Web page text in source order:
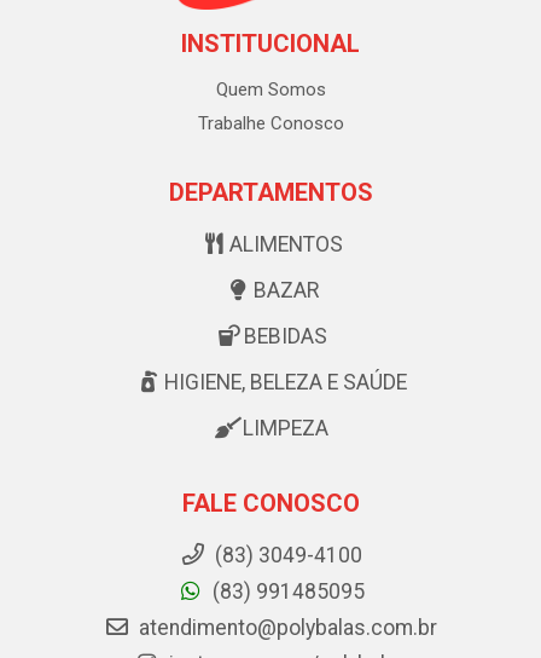
INSTITUCIONAL
Quem Somos
Trabalhe Conosco
DEPARTAMENTOS
ALIMENTOS
BAZAR
BEBIDAS
HIGIENE, BELEZA E SAÚDE
LIMPEZA
FALE CONOSCO
(83) 3049-4100
(83) 991485095
atendimento@polybalas.com.br